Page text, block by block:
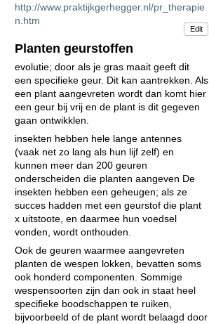
http://www.praktijkgerhegger.nl/pr_therapie
n.htm
Edit
Planten geurstoffen
evolutie; door als je gras maait geeft dit
een specifieke geur. Dit kan aantrekken. Als
een plant aangevreten wordt dan komt hier
een geur bij vrij en de plant is dit gegeven
gaan ontwikklen.
insekten hebben hele lange antennes
(vaak net zo lang als hun lijf zelf) en
kunnen meer dan 200 geuren
onderscheiden die planten aangeven De
insekten hebben een geheugen; als ze
succes hadden met een geurstof die plant
x uitstoote, en daarmee hun voedsel
vonden, wordt onthouden.
Ook de geuren waarmee aangevreten
planten de wespen lokken, bevatten soms
ook honderd componenten. Sommige
wespensoorten zijn dan ook in staat heel
specifieke boodschappen te ruiken,
bijvoorbeeld of de plant wordt belaagd door